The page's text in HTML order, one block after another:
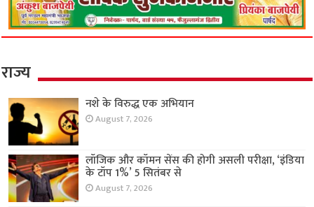
राज्य
नशे के विरुद्ध एक अभियान
August 7, 2026
लॉजिक और कॉमन सेंस की होगी असली परीक्षा, ‘इंडिया
के टॉप 1%’ 5 सितंबर से
August 7, 2026